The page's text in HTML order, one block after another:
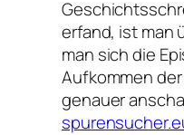
erfand, ist man
man sich die
Aufkommen
genauer